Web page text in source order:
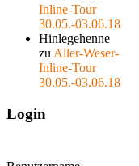
Inline-Tour
30.05.-03.06.18
Hinlegehenne
zu Aller-Weser-
Inline-Tour
30.05.-03.06.18
Login